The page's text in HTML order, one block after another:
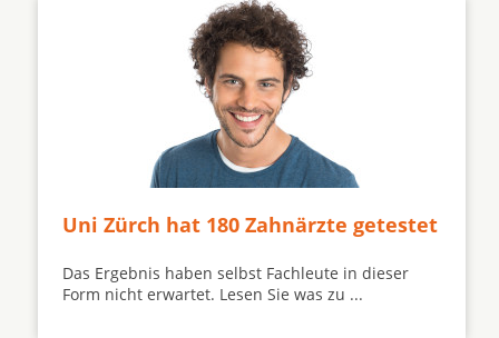
Uni Zürch hat 180 Zahnärzte getestet
Das Ergebnis haben selbst Fachleute in dieser
Form nicht erwartet. Lesen Sie was zu ...